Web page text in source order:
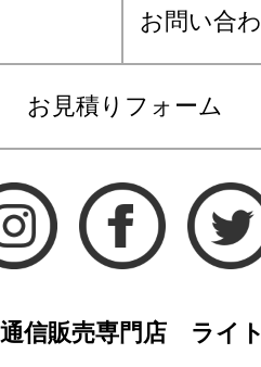
お問い合
お見積りフォーム
信販売専門店 ライ